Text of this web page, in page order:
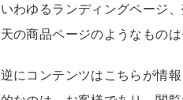
いわゆるランディングページ
天の商品ページのようなもの
逆にコンテンツはこちらが情